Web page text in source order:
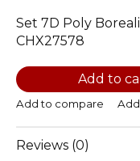
Set 7D Poly
CHX27578
Add to compare
Reviews (0)